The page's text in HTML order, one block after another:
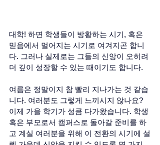
대학! 하면 학생들이 방황하는 시기, 혹은
믿음에서 멀어지는 시기로 여겨지곤 합니
다. 그러나 실제로는 그들의 신앙이 오히려
더 깊이 성장할 수 있는 때이기도 합니다.
여름은 정말이지 참 빨리 지나가는 것 같습
니다. 여러분도 그렇게 느끼시지 않나요?
이제 가을 학기가 성큼 다가왔습니다. 학생
혹은 부모로서 캠퍼스로 돌아갈 준비를 하
고 계실 여러분을 위해 이 전환의 시기에 설